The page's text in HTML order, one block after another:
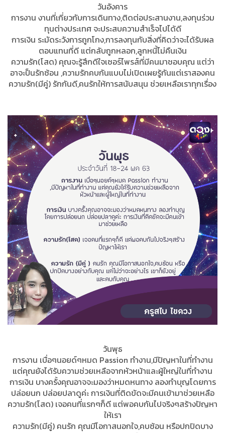
วันอังคาร
การงาน งานที่เกี่ยวกับการเดินทาง,ติดต่อประสานงาน,ลงทุนร่วม
ทุนต่างประเทศ จะประสบความสำเร็จไปได้ดี
การเงิน ระมัดระวังการถูกโกง,การลงทุนกับสิ่งที่คิดว่าจะได้รับผล
ตอบแทนที่ดี แต่กลับถูกหลอก,ลูกหนี้ไม่คืนเงิน
ความรัก(โสด) คุณจะรู้สึกดีใจเซอร์ไพรส์ที่มีคนมาชอบคุณ แต่ว่า
อาจะป็นรักซ้อน ,ความรักคบกันแบบไม่เปิดเผยรู้กันแต่เราสองคน
ความรัก(มีคู่) รักกันดี,คนรักให้การสนับสนุน ช่วยเหลือเราทุกเรื่อง
วันพุธ
การงาน เบื่อๆนอยด์ๆหมด Passion ทำงาน,มีปัญหาในที่ทำงาน
แต่คุณยังได้รับความช่วยเหลือจากหัวหน้าและผู้ใหญ่ในที่ทำงาน
การเงิน บางครั้งคุณอาจจะมองว่าหมดหนทาง ลองทำบุญโดยการ
ปล่อยนก ปล่อยปลาดูค่ะ การเงินที่ติดขัดจะมีคนเข้ามาช่วยเหลือ
ความรัก(โสด) เจอคนที่แรกๆก็ดี แต่พอคบกันไปจริงๆสร้างปัญหา
ให้เรา
ความรัก(มีคู่) คนรัก คุณมีโอกาสนอกใจ,คบซ้อน หรือปกปิดบาง